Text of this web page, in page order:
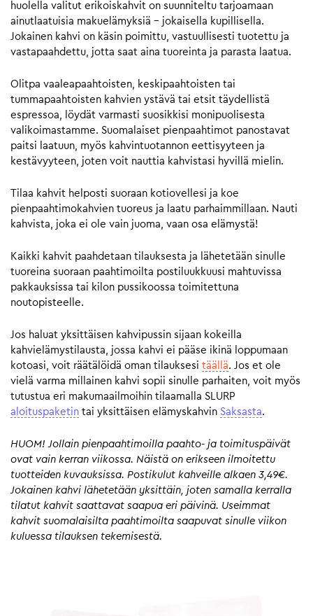
huolella valitut erikoiskahvit on suunniteltu tarjoamaan
ainutlaatuisia makuelämyksiä – jokaisella kupillisella.
Jokainen kahvi on käsin poimittu, vastuullisesti tuotettu ja
vastapaahdettu, jotta saat aina tuoreinta ja parasta laatua.
Olitpa vaaleapaahtoisten, keskipaahtoisten tai
tummapaahtoisten kahvien ystävä tai etsit täydellistä
espressoa, löydät varmasti suosikkisi monipuolisesta
valikoimastamme. Suomalaiset pienpaahtimot panostavat
paitsi laatuun, myös kahvintuotannon eettisyyteen ja
kestävyyteen, joten voit nauttia kahvistasi hyvillä mielin.
Tilaa kahvit helposti suoraan kotiovellesi ja koe
pienpaahtimokahvien tuoreus ja laatu parhaimmillaan. Nauti
kahvista, joka ei ole vain juoma, vaan osa elämystä!
Kaikki kahvit paahdetaan tilauksesta ja lähetetään sinulle
tuoreina suoraan paahtimoilta postiluukkuusi mahtuvissa
pakkauksissa tai kilon pussikoossa toimitettuna
noutopisteelle.
Jos haluat yksittäisen kahvipussin sijaan kokeilla
kahvielämystilausta, jossa kahvi ei pääse ikinä loppumaan
kotoasi, voit räätälöidä oman tilauksesi täällä. Jos et ole
vielä varma millainen kahvi sopii sinulle parhaiten, voit myös
tutustua eri makumaailmoihin tilaamalla SLURP
aloituspaketin tai yksittäisen elämyskahvin Saksasta.
HUOM! Jollain pienpaahtimoilla paahto- ja toimituspäivät
ovat vain kerran viikossa. Näistä on erikseen ilmoitettu
tuotteiden kuvauksissa. Postikulut kahveille alkaen 3,49€.
Jokainen kahvi lähetetään yksittäin, joten samalla kerralla
tilatut kahvit saattavat saapua eri päivinä. Useimmat
kahvit suomalaisilta paahtimoilta saapuvat sinulle viikon
kuluessa tilauksen tekemisestä.